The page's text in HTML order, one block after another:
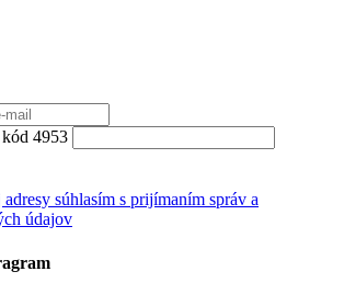
4953
súhlasím s prijímaním správ a
údajov